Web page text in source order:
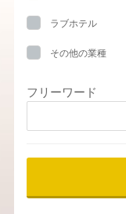
ラブホテル
その他の業種
フリーワード